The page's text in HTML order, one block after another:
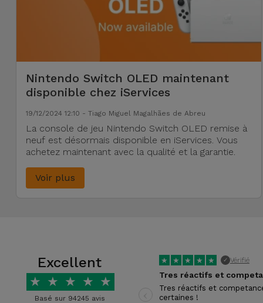
Nintendo Switch OLED maintenant
disponible chez iServices
19/12/2024 12:10 - Tiago Miguel Magalhães de Abreu
La console de jeu Nintendo Switch OLED remise à
neuf est désormais disponible en iServices. Vous
achetez maintenant avec la qualité et la garantie.
Voir plus
Excellent
★ ★ ★ ★ ★
Basé sur 94245 avis
★ ★ ★ ★ ★ ✓ Vérifié
Tres réactifs et
certaines !